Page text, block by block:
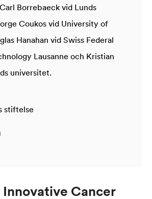
Borrebaeck vid Lunds
Coukos vid University of
Hanahan vid Swiss Federal
Lausanne och Kristian
universitet.
stiftelse
Cancer